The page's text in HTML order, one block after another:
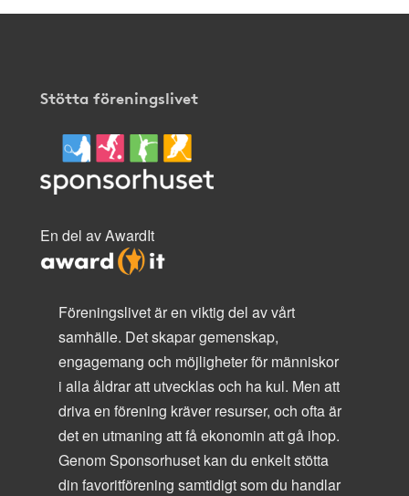
Stötta föreningslivet
En del av AwardIt
Föreningslivet är en viktig del av vårt
samhälle. Det skapar gemenskap,
engagemang och möjligheter för människor
i alla åldrar att utvecklas och ha kul. Men att
driva en förening kräver resurser, och ofta är
det en utmaning att få ekonomin att gå ihop.
Genom Sponsorhuset kan du enkelt stötta
din favoritförening samtidigt som du handlar